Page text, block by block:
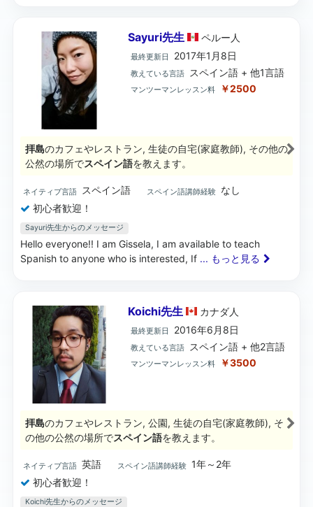
Sayuri先生 ペルー 人
最終更新日 2017年1月8日
教えている言語 スペイン語 + 他1言語
マンツーマンレッスン料 ￥2500
拝島のカフェやレストラン, 生徒の自宅(家庭教師), その他の
公然の場所でスペイン語を教えます。
ネイティブ言語 スペイン語 スペイン語講師経験
なし
初心者歓迎！
Sayuri先生からのメッセージ
Hello everyone!! I am Gissela, I am available to teach
Spanish to anyone who is interested, If ... もっと見る
Koichi先生 カナダ人
最終更新日 2016年6月8日
教えている言語 スペイン語 + 他2言語
マンツーマンレッスン料 ￥3500
拝島のカフェやレストラン, 公園, 生徒の自宅(家庭教師), そ
の他の公然の場所でスペイン語を教えます。
ネイティブ言語 英語 スペイン語講師経験 1年～2年
初心者歓迎！
Koichi先生からのメッセージ